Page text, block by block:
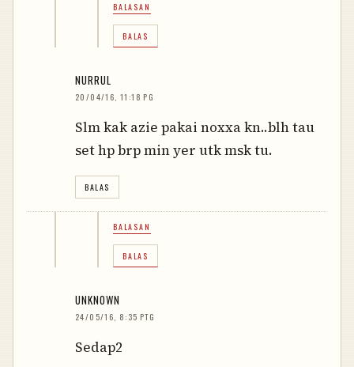
BALASAN
BALAS
NURRUL
20/04/16, 11:18 PG
Slm kak azie pakai noxxa kn..blh tau
set hp brp min yer utk msk tu.
BALAS
BALASAN
BALAS
UNKNOWN
24/05/16, 8:35 PTG
Sedap2